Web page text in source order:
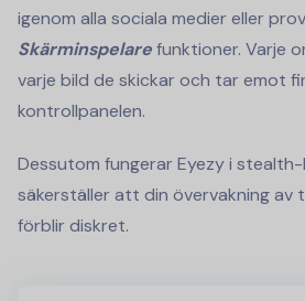
igenom alla sociala medier eller
Skärminspelarefunktioner. Varje
varje bild de skickar och tar emot
kontrollpanelen.
Dessutom fungerar Eyezy i stealth-
säkerställer att din övervakning av
förblir diskret.